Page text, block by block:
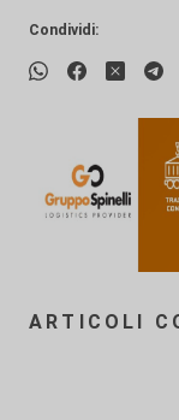
Condividi:
ARTICOLI